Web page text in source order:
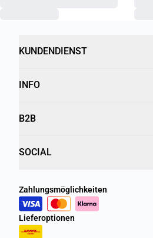
KUNDENDIENST
INFO
B2B
SOCIAL
Zahlungsmöglichkeiten
Lieferoptionen